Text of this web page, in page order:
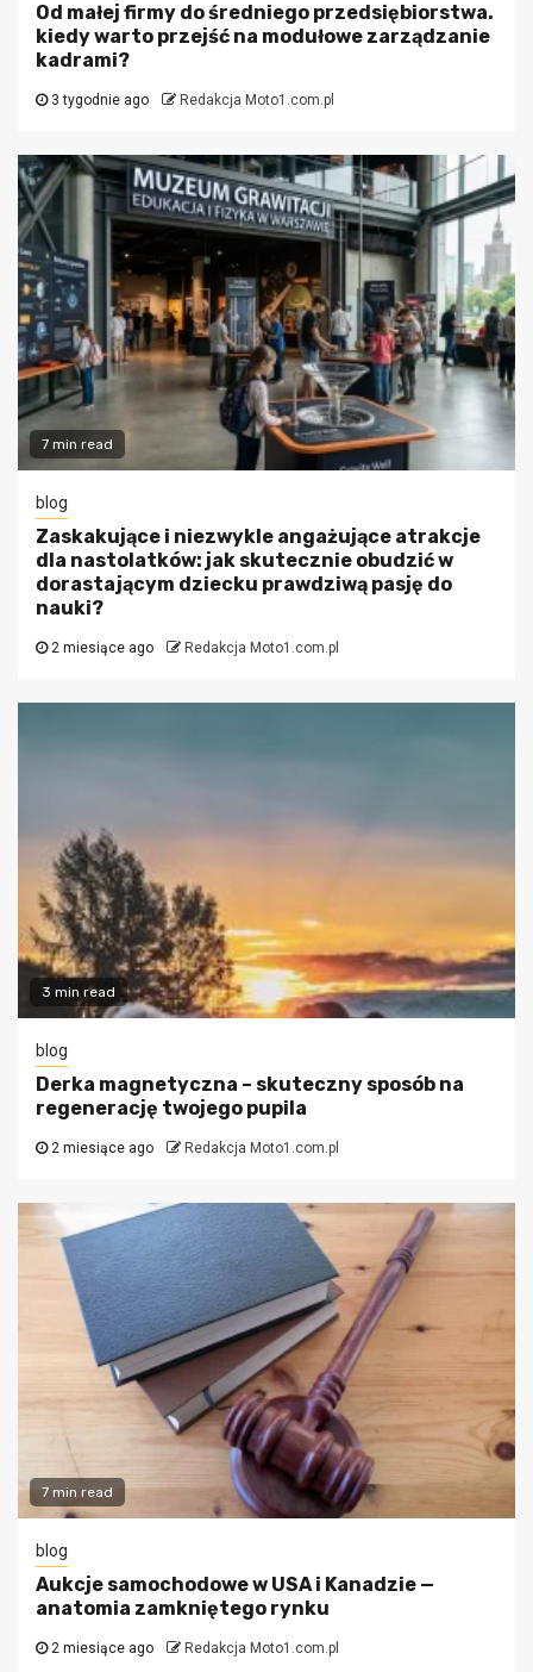
Od małej firmy do średniego przedsiębiorstwa.
kiedy warto przejść na modułowe zarządzanie
kadrami?
3 tygodnie ago Redakcja Moto1.com.pl
7 min read
blog
Zaskakujące i niezwykle angażujące atrakcje
dla nastolatków: jak skutecznie obudzić w
dorastającym dziecku prawdziwą pasję do
nauki?
2 miesiące ago Redakcja Moto1.com.pl
3 min read
blog
Derka magnetyczna – skuteczny sposób na
regenerację twojego pupila
2 miesiące ago Redakcja Moto1.com.pl
7 min read
blog
Aukcje samochodowe w USA i Kanadzie —
anatomia zamkniętego rynku
2 miesiące ago Redakcja Moto1.com.pl